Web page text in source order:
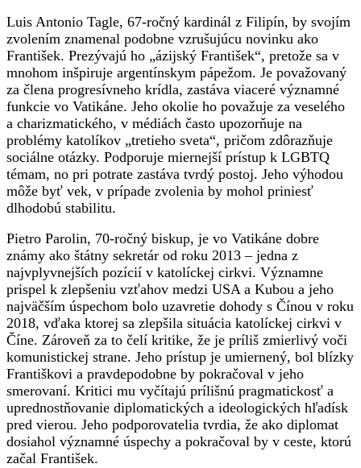
Luis Antonio Tagle, 67-ročný kardinál z Filipín, by svojím
zvolením znamenal podobne vzrušujúcu novinku ako
František. Prezývajú ho „ázijský František“, pretože sa v
mnohom inšpiruje argentínskym pápežom. Je považovaný
za člena progresívneho krídla, zastáva viaceré významné
funkcie vo Vatikáne. Jeho okolie ho považuje za veselého
a charizmatického, v médiách často upozorňuje na
problémy katolíkov „tretieho sveta“, pričom zdôrazňuje
sociálne otázky. Podporuje miernejší prístup k LGBTQ
témam, no pri potrate zastáva tvrdý postoj. Jeho výhodou
môže byť vek, v prípade zvolenia by mohol priniesť
dlhodobú stabilitu.
Pietro Parolin, 70-ročný biskup, je vo Vatikáne dobre
známy ako štátny sekretár od roku 2013 – jedna z
najvplyvnejších pozícií v katolíckej cirkvi. Významne
prispel k zlepšeniu vzťahov medzi USA a Kubou a jeho
najväčším úspechom bolo uzavretie dohody s Čínou v roku
2018, vďaka ktorej sa zlepšila situácia katolíckej cirkvi v
Číne. Zároveň za to čelí kritike, že je príliš zmierlivý voči
komunistickej strane. Jeho prístup je umiernený, bol blízky
Františkovi a pravdepodobne by pokračoval v jeho
smerovaní. Kritici mu vyčítajú prílišnú pragmatickosť a
uprednostňovanie diplomatických a ideologických hľadísk
pred vierou. Jeho podporovatelia tvrdia, že ako diplomat
dosiahol významné úspechy a pokračoval by v ceste, ktorú
začal František.